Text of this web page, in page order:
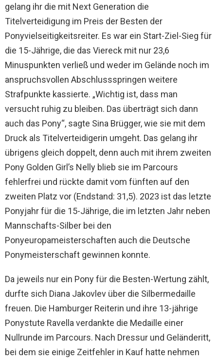
gelang ihr die mit Next Generation die
Titelverteidigung im Preis der Besten der
Ponyvielseitigkeitsreiter. Es war ein Start-Ziel-Sieg für
die 15-Jährige, die das Viereck mit nur 23,6
Minuspunkten verließ und weder im Gelände noch im
anspruchsvollen Abschlussspringen weitere
Strafpunkte kassierte. „Wichtig ist, dass man
versucht ruhig zu bleiben. Das überträgt sich dann
auch das Pony“, sagte Sina Brügger, wie sie mit dem
Druck als Titelverteidigerin umgeht. Das gelang ihr
übrigens gleich doppelt, denn auch mit ihrem zweiten
Pony Golden Girl’s Nelly blieb sie im Parcours
fehlerfrei und rückte damit vom fünften auf den
zweiten Platz vor (Endstand: 31,5). 2023 ist das letzte
Ponyjahr für die 15-Jährige, die im letzten Jahr neben
Mannschafts-Silber bei den
Ponyeuropameisterschaften auch die Deutsche
Ponymeisterschaft gewinnen konnte.
Da jeweils nur ein Pony für die Besten-Wertung zählt,
durfte sich Diana Jakovlev über die Silbermedaille
freuen. Die Hamburger Reiterin und ihre 13-jährige
Ponystute Ravella verdankte die Medaille einer
Nullrunde im Parcours. Nach Dressur und Geländeritt,
bei dem sie einige Zeitfehler in Kauf hatte nehmen